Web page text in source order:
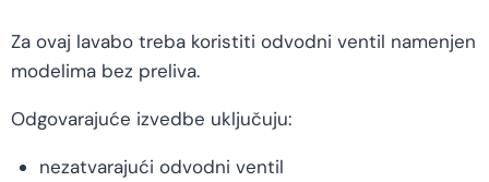
Za ovaj lavabo treba koristiti odvodni ventil namenjen
modelima bez preliva.
Odgovarajuće izvedbe uključuju:
nezatvarajući odvodni ventil